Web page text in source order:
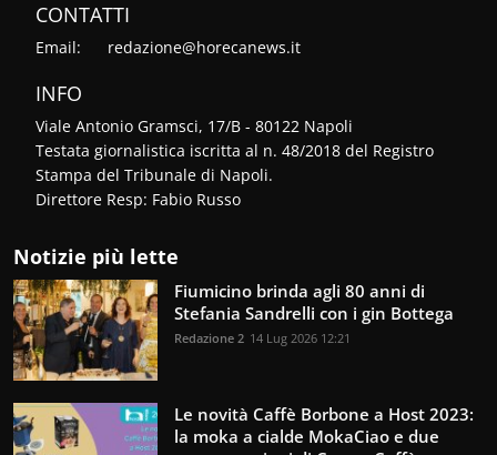
CONTATTI
Email: redazione@horecanews.it
INFO
Viale Antonio Gramsci, 17/B - 80122 Napoli
Testata giornalistica iscritta al n. 48/2018 del Registro
Stampa del Tribunale di Napoli.
Direttore Resp: Fabio Russo
Notizie più lette
Fiumicino brinda agli 80 anni di
Stefania Sandrelli con i gin Bottega
Redazione 2 14 Lug 2026 12:21
Le novità Caffè Borbone a Host 2023:
la moka a cialde MokaCiao e due